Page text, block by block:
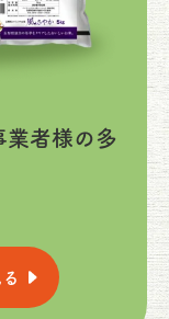
業者様の多